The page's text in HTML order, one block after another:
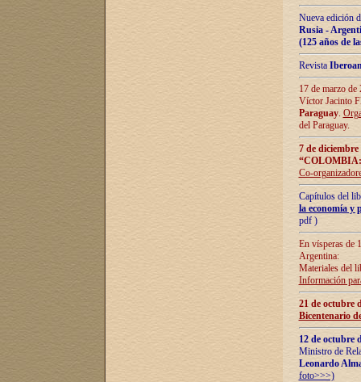
Nueva edición
Rusia -
(125 años de
Revista
17 de marzo
Víctor Jacinto
Paraguay.
del Paraguay.
7 de
Co-
Capítulos del
la economía y
pdf )
En vísperas de
Argentina:
Materiales del
Información
21 de octubre
Bicentenario
12 de octubre
Ministro de
Leonardo
foto>>>)